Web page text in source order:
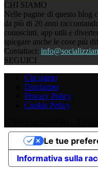
CHI SIAMO
Nelle pagine di questo blog
da più di 20 anni
conosciuti, app utili e
spiegare anche le cose più
Contattaci:
SEGUICI
Chi siamo
Disclaimer
Privacy Policy
Cookie Policy
Informativa sulla
Le tue